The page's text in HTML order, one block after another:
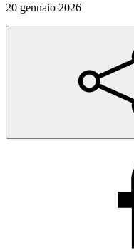
20 gennaio 2026